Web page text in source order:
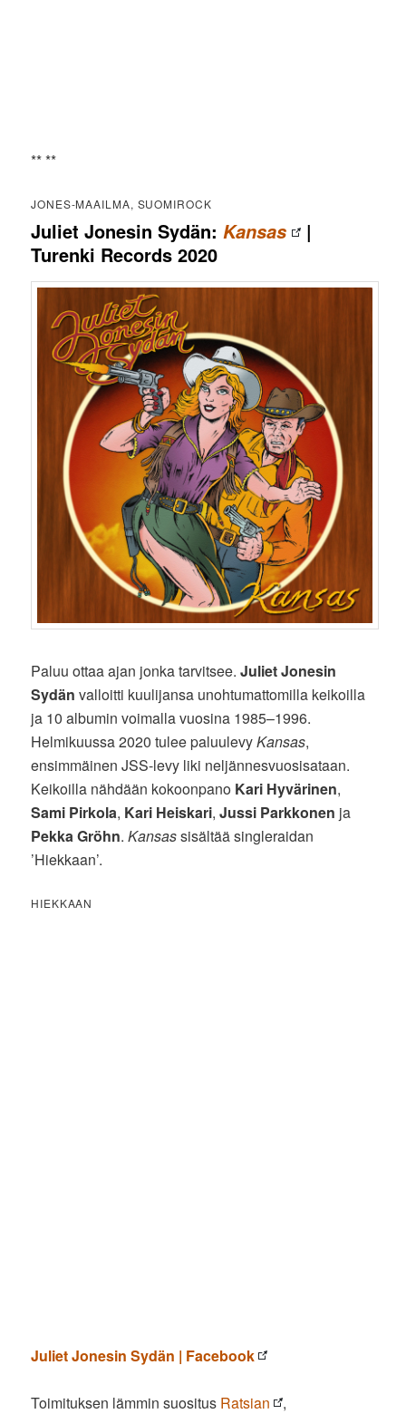
** **
JONES-MAAILMA, SUOMIROCK
Juliet Jonesin Sydän:Kansas
|
Turenki Records 2020
Paluu ottaa ajan jonka tarvitsee.Juliet Jonesin
Sydän valloitti kuulijansa unohtumattomilla keikoilla
ja 10 albumin voimalla vuosina 1985–1996.
Helmikuussa 2020 tulee paluulevyKansas,
ensimmäinen JSS-levy liki neljännesvuosisataan.
Keikoilla nähdään kokoonpano Kari Hyvärinen,
Sami Pirkola, Kari Heiskari,Jussi Parkkonen ja
Pekka Gröhn.Kansassisältää singleraidan
’Hiekkaan’.
HIEKKAAN
Juliet Jonesin Sydän | Facebook
Toimituksen lämmin suositus Ratsian
,